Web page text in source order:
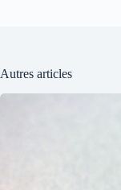
Autres articles